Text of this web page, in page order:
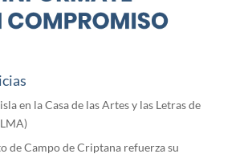
en la Casa de las Artes y las Letras de
de Campo de Criptana refuerza su